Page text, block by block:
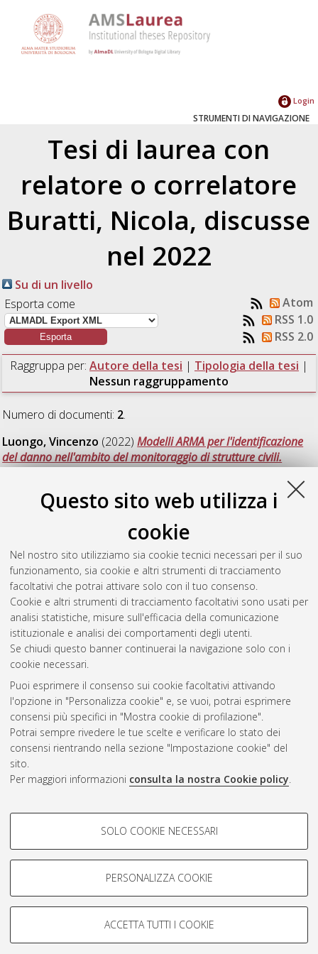
Questo sito web utilizza i
cookie
Nel nostro sito utilizziamo sia cookie tecnici necessari per il suo
funzionamento, sia cookie e altri strumenti di tracciamento
facoltativi che potrai attivare solo con il tuo consenso.
Cookie e altri strumenti di tracciamento facoltativi sono usati per
analisi statistiche, misure sull'efficacia della comunicazione
istituzionale e analisi dei comportamenti degli utenti.
Se chiudi questo banner continuerai la navigazione solo con i
cookie necessari.
Puoi esprimere il consenso sui cookie facoltativi attivando
l'opzione in "Personalizza cookie" e, se vuoi, potrai esprimere
consensi più specifici in "Mostra cookie di profilazione".
Potrai sempre rivedere le tue scelte e verificare lo stato dei
consensi rientrando nella sezione "Impostazione cookie" del
sito.
Per maggiori informazioni consulta la nostra Cookie policy.
COOKIE DI PROFILAZIONE -
Si tratta di cookie utilizzati per analizzare le caratteristiche della
navigazione degli utenti, creare profili in base al loro comportamento
Mostra cookie di profilazione
COOKIE TECNICI - NECESSARI
SOLO COOKIE NECESSARI
PERSONALIZZA COOKIE
ACCETTA TUTTI I COOKIE
Login
STRUMENTI DI NAVIGAZIONE
Tesi di laurea con
relatore o correlatore
Buratti, Nicola, discusse
nel 2022
Su di un livello
Esporta come
Atom
RSS 1.0
RSS 2.0
Raggruppa per: Autore della tesi | Tipologia della tesi |
Nessun raggruppamento
Numero di documenti: 2.
Luongo, Vincenzo (2022)Modelli ARMA per l'identificazione
del danno nell'ambito del monitoraggio di strutture civili.
[Laurea magistrale], Università di Bologna, Corso di Studio in
disponibile
Nabizadeh Moghaddam, Nasser(2022)
reinforced concrete shear walls.[Laurea magistrale], Università
di Bologna, Corso di Studio inCivil engineering [LM-DM270]
Documento full-text non disponibile
Questa lista e' stata generata ilSat Aug 8 13:54:40 2026
CEST
Atom
Rss 1.0
Rss 2.0
AMS Laurea
Impostazioni Cookie
Informativa sulla privacy
Condizioni d’uso del sito